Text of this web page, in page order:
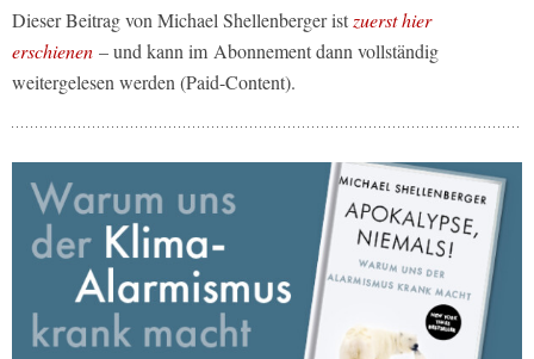
Dieser Beitrag von Michael Shellenberger istzuerst hier
erschienen – und kann im Abonnement dann vollständig
weitergelesen werden (Paid-Content).